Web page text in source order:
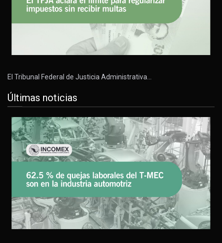
El Tribunal Federal de Justicia Administrativa…
Últimas noticias